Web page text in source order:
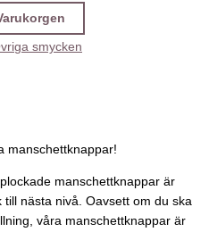
smycken
manschettknappar!
manschettknappar är
nästa nivå. Oavsett om du ska
våra manschettknappar är